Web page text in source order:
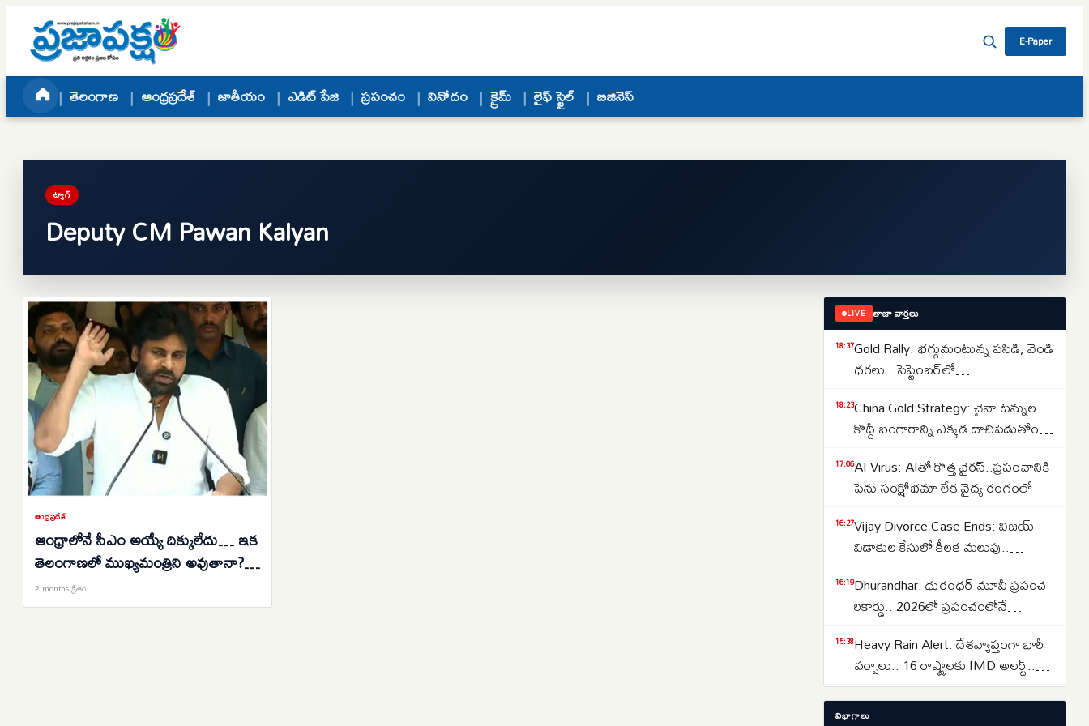
Skip to content
E-Paper
తెలంగాణ ఆంధ్రప్రదేశ్ జాతీయం ఎడిట్ పేజి ప్రపంచం వినోదం క్రైమ్ లైఫ్ స్టైల్ బిజినెస్
ట్యాగ్
Deputy CM Pawan Kalyan
ఆంధ్రప్రదేశ్
ఆంధ్రాలోనే సీఎం అయ్యే దిక్కులేదు… ఇక
తెలంగాణలో ముఖ్యమంత్రిని అవుతానా?:
పవన్ కల్యాణ్
2 months క్రితం
LIVE తాజా వార్తలు
18:37Gold Rally: భగ్గుమంటున్న పసిడి, వెండి
ధరలు.. సెప్టెంబర్‌లో
18:23China Gold Strategy: చైనా టన్నుల
కొద్దీ బంగారాన్ని ఎక్కడ దాచిపెడుతోందో
వెనుక అసలు కథ ఇదే..
17:06AI Virus: AIతో కొత్త వైరస్‌..ప్రపంచానికి
పెను సంక్షోభమా లేక వైద్య రంగంలో
శాస్త్రవేత్తలు..
16:27Vijay Divorce Case Ends: విజయ్
విడాకుల కేసులో కీలక మలుపు..
సంగీత..కేసును కొట్టివేసిన కోర్టు
16:19Dhurandhar: ధురంధర్ మూవీ ప్రపంచ
రికార్డు.. 2026లో ప్రపంచంలోనే
చిత్రంగా హిస్టరీ క్రియేట్..
15:38Heavy Rain Alert: దేశవ్యాప్తంగా భారీ
వర్షాలు.. 16 రాష్ట్రాలకు IMD అలర్ట్..
ఒడిశా-కేరళకు రెడ్ వార్నింగ్.. దక్షిణాది
రాష్ట్రాల్లో ఉరుములతో కూడిన వానలు..
15:29Lost Important Documents? ఆధార్,
విభాగాలు